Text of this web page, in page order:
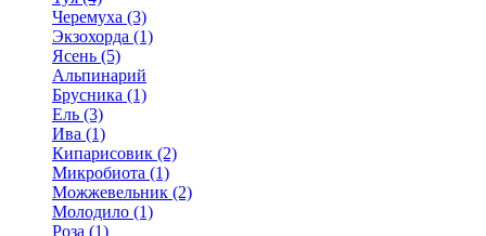
Черемуха (3)
Экзохорда (1)
Ясень (5)
Альпинарий
Брусника (1)
Ель (3)
Ива (1)
Кипарисовик (2)
Микробиота (1)
Можжевельник (2)
Молодило (1)
Роза (1)